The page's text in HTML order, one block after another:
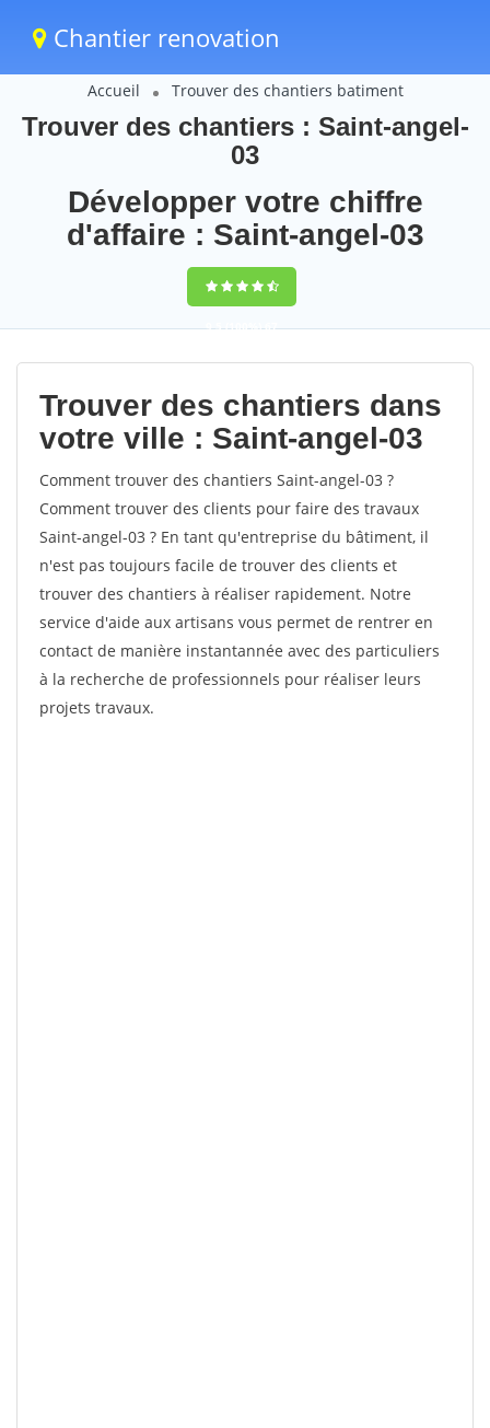
Chantier renovation
Accueil Trouver des chantiers batiment
Trouver des chantiers : Saint-angel-
03
Développer votre chiffre
d'affaire : Saint-angel-03
9,5(100%)67
votes
Trouver des chantiers dans
votre ville : Saint-angel-03
Comment trouver des chantiers Saint-angel-03 ?
Comment trouver des clients pour faire des travaux
Saint-angel-03 ? En tant qu'entreprise du bâtiment, il
n'est pas toujours facile de trouver des clients et
trouver des chantiers à réaliser rapidement. Notre
service d'aide aux artisans vous permet de rentrer en
contact de manière instantannée avec des particuliers
à la recherche de professionnels pour réaliser leurs
projets travaux.